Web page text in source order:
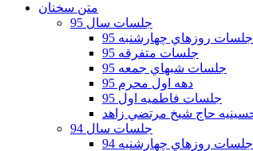
متن سخنان
جلسات سال 95
جلسات روزهاي چهارشنبه 95
جلسات متفرقه 95
جلسات شبهاي جمعه 95
دهه اول محرم 95
جلسات فاطمیه اول 95
جلسات سال 94
جلسات روزهاي چهارشنبه 94